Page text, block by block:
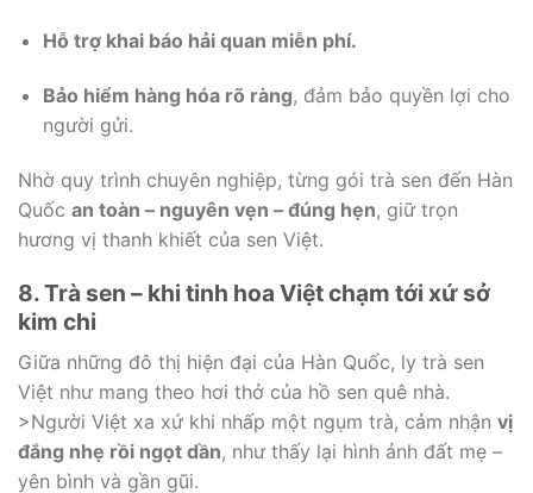
Hỗ trợ khai báo hải quan miễn phí.
Bảo hiểm hàng hóa rõ ràng, đảm bảo quyền lợi cho
người gửi.
Nhờ quy trình chuyên nghiệp, từng gói trà sen đến Hàn
Quốc an toàn – nguyên vẹn – đúng hẹn, giữ trọn
hương vị thanh khiết của sen Việt.
8. Trà sen – khi tinh hoa Việt chạm tới xứ sở
kim chi
Giữa những đô thị hiện đại của Hàn Quốc, ly trà sen
Việt như mang theo hơi thở của hồ sen quê nhà.
>Người Việt xa xứ khi nhấp một ngụm trà, cảm nhận vị
đắng nhẹ rồi ngọt dần, như thấy lại hình ảnh đất mẹ –
yên bình và gần gũi.